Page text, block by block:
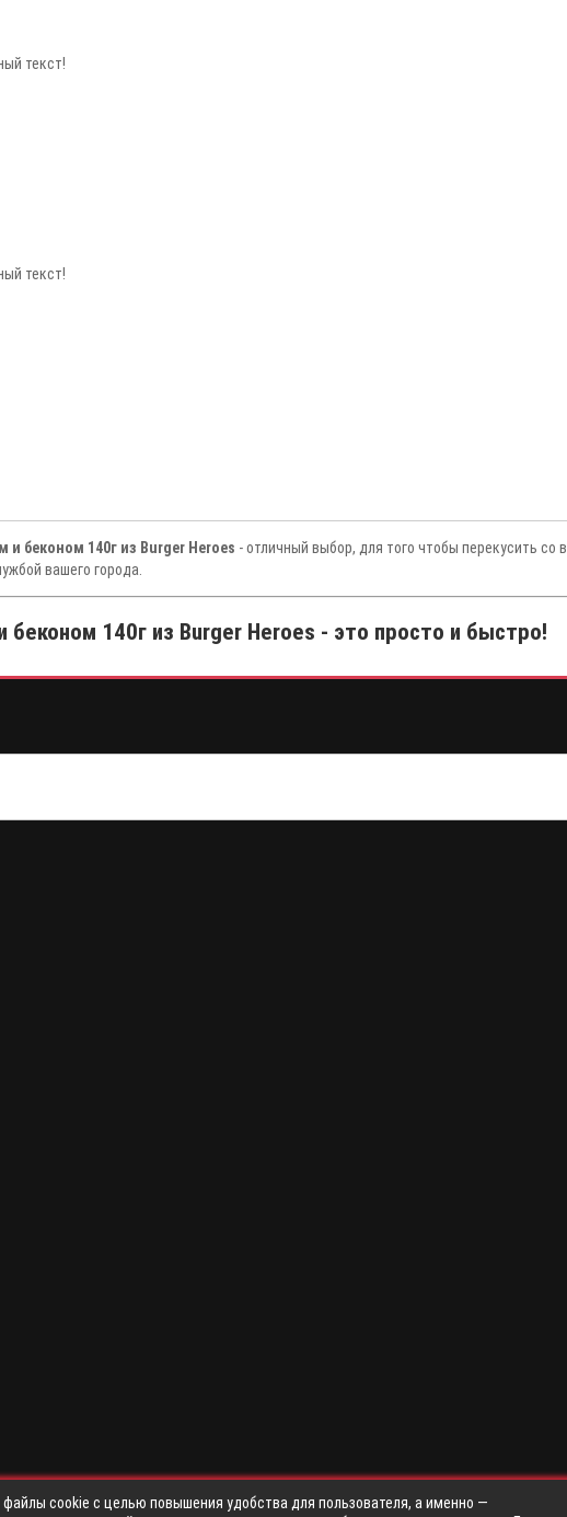
текст!
текст!
беконом 140г из Burger Heroes - отличный выбор, для того чтобы перекусить
вашего города.
140г из Burger Heroes - это просто и быстро!
файлы cookie с целью повышения удобства для пользователя, а именно —